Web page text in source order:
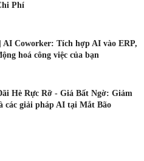
Phí
AI Coworker: Tích hợp AI vào ERP,
hoá công việc của bạn
Hè Rực Rỡ - Giá Bất Ngờ: Giảm
các giải pháp AI tại Mắt Bão